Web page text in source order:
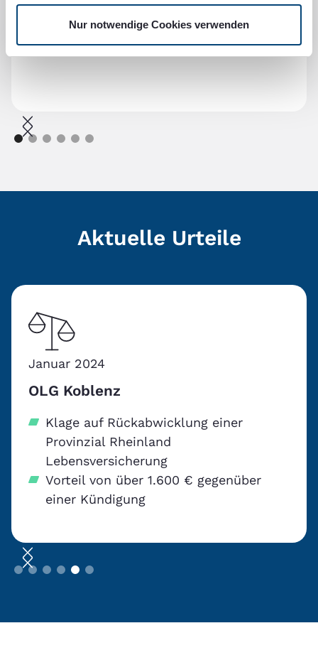
Nur notwendige Cookies verwenden
Nico H.
September 2025
Aktuelle Urteile
Januar 2024
OLG Koblenz
Klage auf Rückabwicklung einer
Provinzial Rheinland
Lebensversicherung
Vorteil von über 1.600 € gegenüber
einer Kündigung
Slide 5 of 6.